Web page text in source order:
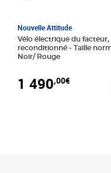
Nouvelle Attitude
Vélo électrique du facteur,
reconditionné - Taille normale -
Noir/ Rouge
1 490,00€